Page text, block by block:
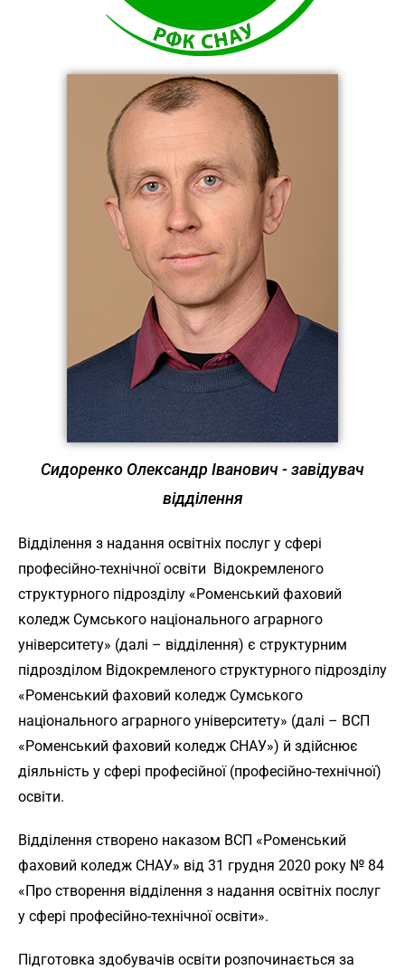
Сидоренко Олександр Іванович - завідувач
відділення
Відділення з надання освітніх послуг у сфері
професійно-технічної освіти Відокремленого
структурного підрозділу «Роменський фаховий
коледж Сумського національного аграрного
університету» (далі – відділення) є структурним
підрозділом Відокремленого структурного підрозділу
«Роменський фаховий коледж Сумського
національного аграрного університету» (далі – ВСП
«Роменський фаховий коледж СНАУ») й здійснює
діяльність у сфері професійної (професійно-технічної)
освіти.
Відділення створено наказом ВСП «Роменський
фаховий коледж СНАУ» від 31 грудня 2020 року № 84
«Про створення відділення з надання освітніх послуг
у сфері професійно-технічної освіти».
Підготовка здобувачів освіти розпочинається за